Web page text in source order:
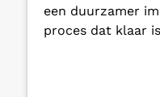
een duurzamer
proces dat klaar